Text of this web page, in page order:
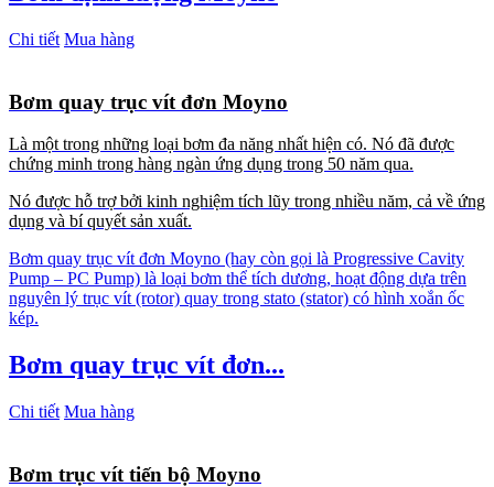
Chi tiết Mua hàng
Bơm quay trục vít đơn Moyno
Là một trong những loại bơm đa năng nhất hiện có. Nó đã được
chứng minh trong hàng ngàn ứng dụng trong 50 năm qua.
Nó được hỗ trợ bởi kinh nghiệm tích lũy trong nhiều năm, cả về ứng
dụng và bí quyết sản xuất.
Bơm quay trục vít đơn Moyno (hay còn gọi là Progressive Cavity
Pump – PC Pump) là loại bơm thể tích dương, hoạt động dựa trên
nguyên lý trục vít (rotor) quay trong stato (stator) có hình xoắn ốc
kép.
Bơm quay trục vít đơn...
Chi tiết Mua hàng
Bơm trục vít tiến bộ Moyno